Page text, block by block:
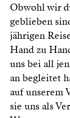
Obwohl wir
geblieben
jährigen
Hand zu
uns bei all
an begleitet
auf unserem
sie uns als